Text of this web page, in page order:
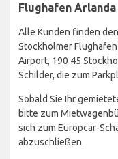
Flughafen Arlanda
Alle Kunden finden
Stockholmer
Airport, 190 45
Schilder, die zum
Sobald Sie Ihr
bitte zum
sich zum Europcar-
abzuschließen.